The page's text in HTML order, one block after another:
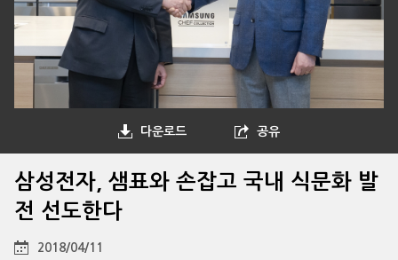
다운로드 공유
삼성전자, 샘표와 손잡고 국내 식문화 발
전 선도한다
2018/04/11